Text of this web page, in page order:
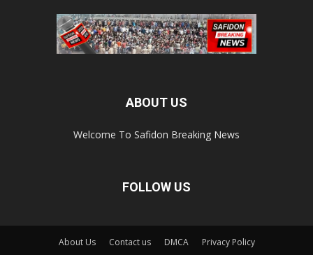
ABOUT US
Welcome To Safidon Breaking News
FOLLOW US
About Us Contact us DMCA Privacy Policy